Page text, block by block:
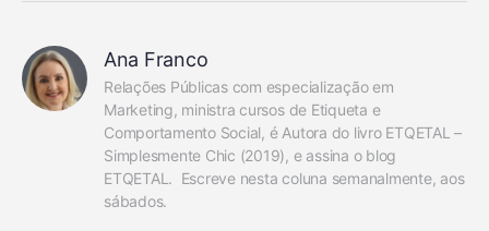
Ana Franco
Relações Públicas com especialização em
Marketing, ministra cursos de Etiqueta e
Comportamento Social, é Autora do livro ETQETAL –
Simplesmente Chic (2019), e assina o blog
ETQETAL.  Escreve nesta coluna semanalmente, aos
sábados.